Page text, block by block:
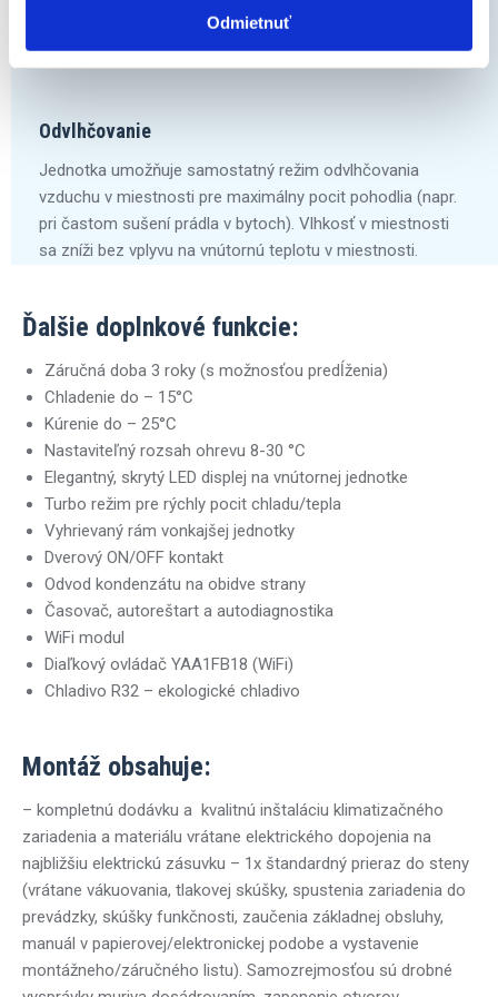
Odmietnuť
Odvlhčovanie
Jednotka umožňuje samostatný režim odvlhčovania
vzduchu v miestnosti pre maximálny pocit pohodlia (napr.
pri častom sušení prádla v bytoch). Vlhkosť v miestnosti
sa zníži bez vplyvu na vnútornú teplotu v miestnosti.
Ďalšie doplnkové funkcie:
Záručná doba 3 roky (s možnosťou predĺženia)
Chladenie do – 15°C
Kúrenie do – 25°C
Nastaviteľný rozsah ohrevu 8-30 °C
Elegantný, skrytý LED displej na vnútornej jednotke
Turbo režim pre rýchly pocit chladu/tepla
Vyhrievaný rám vonkajšej jednotky
Dverový ON/OFF kontakt
Odvod kondenzátu na obidve strany
Časovač, autoreštart a autodiagnostika
WiFi modul
Diaľkový ovládač YAA1FB18 (WiFi)
Chladivo R32 – ekologické chladivo
Montáž obsahuje:
– kompletnú dodávku a kvalitnú inštaláciu klimatizačného
zariadenia a materiálu vrátane elektrického dopojenia na
najbližšiu elektrickú zásuvku – 1x štandardný prieraz do steny
(vrátane vákuovania, tlakovej skúšky, spustenia zariadenia do
prevádzky, skúšky funkčnosti, zaučenia základnej obsluhy,
manuál v papierovej/elektronickej podobe a vystavenie
montážneho/záručného listu). Samozrejmosťou sú drobné